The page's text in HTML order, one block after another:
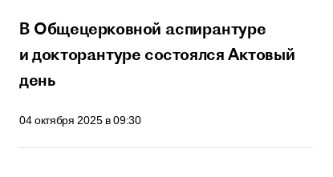
В Общецерковной аспирантуре
и докторантуре состоялся Актовый
день
04 октября 2025 в 09:30